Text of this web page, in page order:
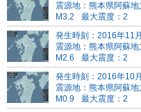
震源地：熊本県阿蘇地
M3.2
最大震度：2
発生時刻：2016年11
震源地：熊本県阿蘇地
M2.6
最大震度：2
発生時刻：2016年10
震源地：熊本県阿蘇地
M0.9
最大震度：2